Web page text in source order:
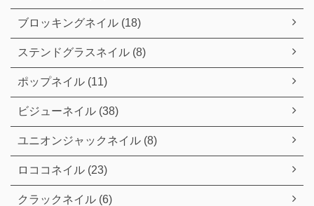
ブロッキングネイル (18)
ステンドグラスネイル (8)
ポップネイル (11)
ビジューネイル (38)
ユニオンジャックネイル (8)
ロココネイル (23)
クラックネイル (6)